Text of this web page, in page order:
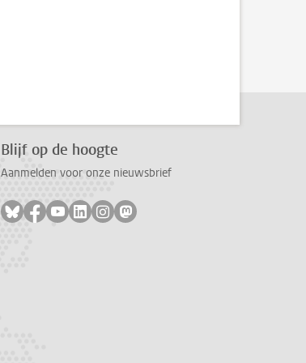
Blijf op de hoogte
Aanmelden voor onze nieuwsbrief
Volg ons op bluesky
Volg ons op facebook
Volg ons op youtube
Volg ons op linkedin
Volg ons op instagram
Volg ons op mastodon